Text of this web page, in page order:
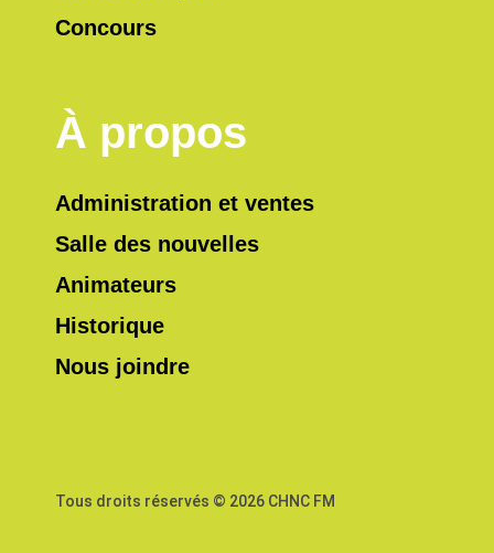
Concours
À propos
Administration et ventes
Salle des nouvelles
Animateurs
Historique
Nous joindre
Tous droits réservés © 2026 CHNC FM